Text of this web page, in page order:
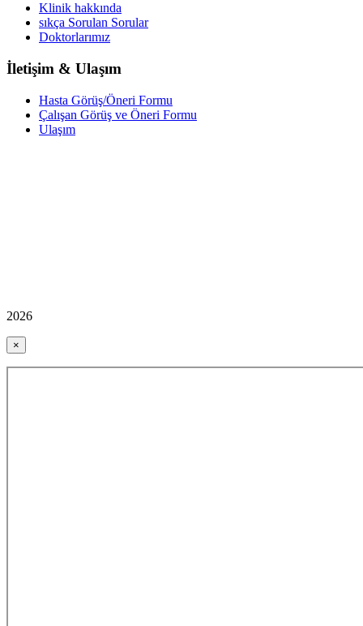
Klinik hakkında
sıkça Sorulan Sorular
Doktorlarımız
İletişim & Ulaşım
Hasta Görüş/Öneri Formu
Çalışan Görüş ve Öneri Formu
Ulaşım
2026
×